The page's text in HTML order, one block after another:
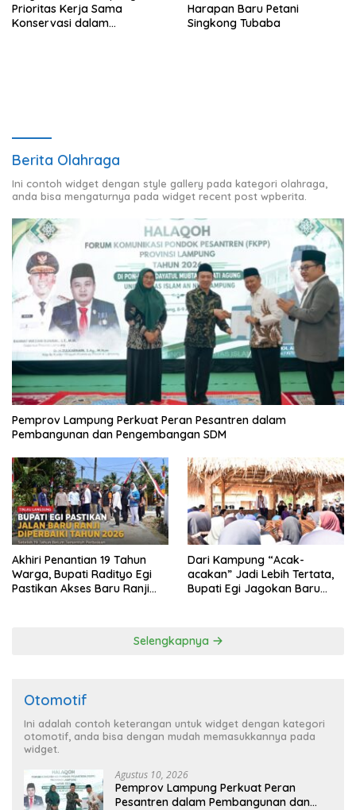
Prioritas Kerja Sama
Konservasi dalam
Harapan Baru Petani
Singkong Tubaba
Berita Olahraga
Ini contoh widget dengan style gallery pada kategori olahraga,
anda bisa mengaturnya pada widget recent post wpberita.
Pemprov Lampung Perkuat Peran Pesantren dalam
Pembangunan dan Pengembangan SDM
Akhiri Penantian 19 Tahun
Warga, Bupati Radityo Egi
Pastikan Akses Baru Ranji
Dari Kampung “Acak-
acakan” Jadi Lebih Tertata,
Bupati Egi Jagokan Baru
Selengkapnya
Otomotif
Ini adalah contoh keterangan untuk widget dengan kategori
otomotif, anda bisa dengan mudah memasukkannya pada
widget.
Agustus 10, 2026
Pemprov Lampung Perkuat Peran
Pesantren dalam Pembangunan dan